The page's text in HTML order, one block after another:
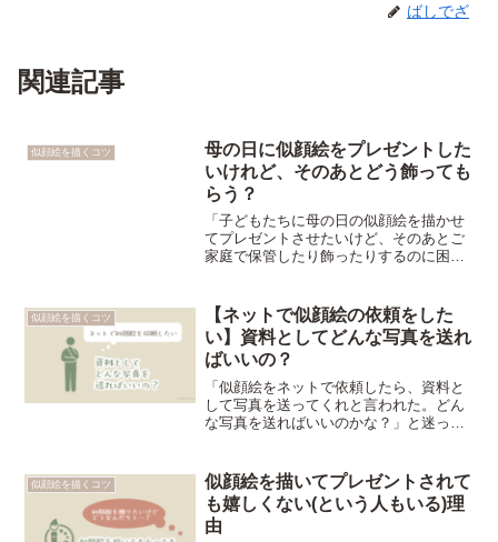
ばしでざ
関連記事
似顔絵を描くコツ
母の日に似顔絵をプレゼントした
いけれど、そのあとどう飾っても
らう？
「子どもたちに母の日の似顔絵を描かせ
てプレゼントさせたいけど、そのあとご
家庭で保管したり飾ったりするのに困ら
いる先生たち向け、【似顔絵を保管＆飾
りやすい工夫を、似顔絵描きの目線で考
えてみた】という記事。
似顔絵を描くコツ
【ネットで似顔絵の依頼をした
い】資料としてどんな写真を送れ
ばいいの？
「似顔絵をネットで依頼したら、資料と
して写真を送ってくれと言われた。どん
な写真を送ればいいのかな？」と迷って
り写っているもの②十分な大きさがあ
り、ぼやけていないもの③できればいろ
んな角度から の写真があると助かりま
す】という記事。
似顔絵を描くコツ
似顔絵を描いてプレゼントされて
も嬉しくない(という人もいる)理
由